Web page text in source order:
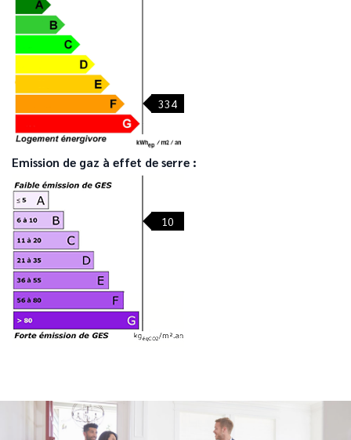
334
Emission de gaz à effet de serre :
10